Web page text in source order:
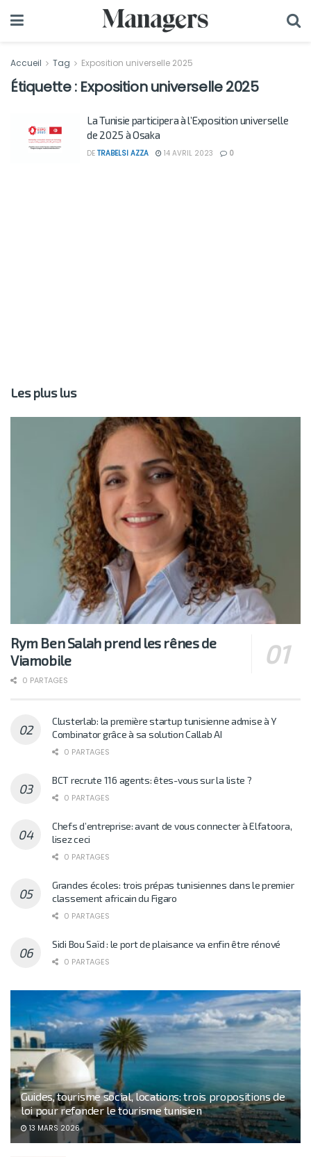
Accueil Tag Exposition universelle 2025
Étiquette : Exposition universelle 2025
La Tunisie participera à l’Exposition universelle
de 2025 à Osaka
DE TRABELSI AZZA 14 AVRIL 2023 0
Les plus lus
Rym Ben Salah prend les rênes de
Viamobile
0 PARTAGES
Clusterlab: la première startup tunisienne admise à Y
Combinator grâce à sa solution Callab AI
0 PARTAGES
BCT recrute 116 agents: êtes-vous sur la liste ?
0 PARTAGES
Chefs d’entreprise: avant de vous connecter à Elfatoora,
lisez ceci
0 PARTAGES
Grandes écoles: trois prépas tunisiennes dans le premier
classement africain du Figaro
0 PARTAGES
Sidi Bou Saïd : le port de plaisance va enfin être rénové
0 PARTAGES
Guides, tourisme social, locations: trois propositions de
loi pour refonder le tourisme tunisien
13 MARS 2026